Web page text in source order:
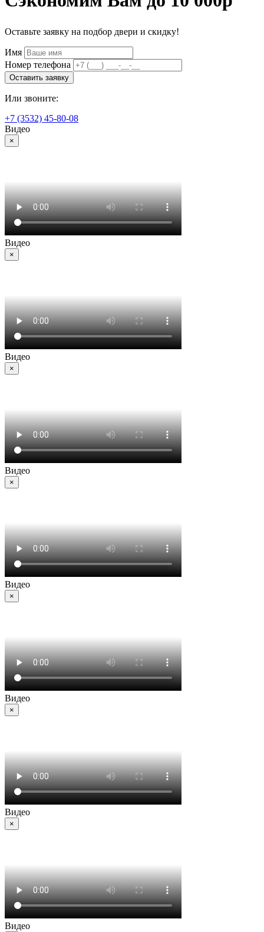
Оставьте заявку на подбор двери и скидку!
Имя
Номер телефона
Оставить заявку
Или звоните:
+7 (3532) 45-80-08
Видео
×
Видео
×
Видео
×
Видео
×
Видео
×
Видео
×
Видео
×
Видео